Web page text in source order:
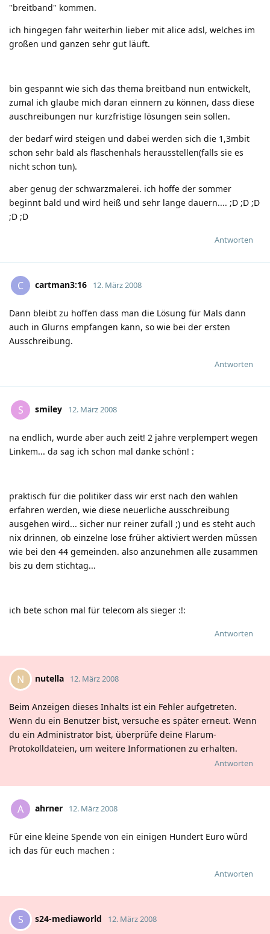
"breitband" kommen.
ich hingegen fahr weiterhin lieber mit alice adsl, welches im
großen und ganzen sehr gut läuft.
bin gespannt wie sich das thema breitband nun entwickelt,
zumal ich glaube mich daran einnern zu können, dass diese
auschreibungen nur kurzfristige lösungen sein sollen.
der bedarf wird steigen und dabei werden sich die 1,3mbit
schon sehr bald als flaschenhals herausstellen(falls sie es
nicht schon tun).
aber genug der schwarzmalerei. ich hoffe der sommer
beginnt bald und wird heiß und sehr lange dauern.... ;D ;D ;D
;D ;D
Antworten
C cartman3:16 12. März 2008
Dann bleibt zu hoffen dass man die Lösung für Mals dann
auch in Glurns empfangen kann, so wie bei der ersten
Ausschreibung.
Antworten
S smiley 12. März 2008
na endlich, wurde aber auch zeit! 2 jahre verplempert wegen
Linkem... da sag ich schon mal danke schön! :
praktisch für die politiker dass wir erst nach den wahlen
erfahren werden, wie diese neuerliche ausschreibung
ausgehen wird... sicher nur reiner zufall ;) und es steht auch
nix drinnen, ob einzelne lose früher aktiviert werden müssen
wie bei den 44 gemeinden. also anzunehmen alle zusammen
bis zu dem stichtag...
ich bete schon mal für telecom als sieger :!:
Antworten
N nutella 12. März 2008
Beim Anzeigen dieses Inhalts ist ein Fehler aufgetreten.
Wenn du ein Benutzer bist, versuche es später erneut. Wenn
du ein Administrator bist, überprüfe deine Flarum-
Protokolldateien, um weitere Informationen zu erhalten.
Antworten
A ahrner 12. März 2008
Für eine kleine Spende von ein einigen Hundert Euro würd
ich das für euch machen :
Antworten
S s24-mediaworld 12. März 2008